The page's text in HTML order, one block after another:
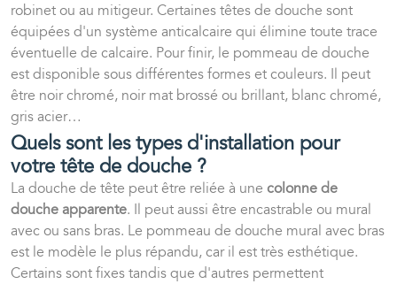
robinet ou au mitigeur. Certaines têtes de douche sont
équipées d'un système anticalcaire qui élimine toute trace
éventuelle de calcaire. Pour finir, le pommeau de douche
est disponible sous différentes formes et couleurs. Il peut
être noir chromé, noir mat brossé ou brillant, blanc chromé,
gris acier…
Quels sont les types d'installation pour
votre tête de douche ?
La douche de tête peut être reliée à une colonne de
douche apparente. Il peut aussi être encastrable ou mural
avec ou sans bras. Le pommeau de douche mural avec bras
est le modèle le plus répandu, car il est très esthétique.
Certains sont fixes tandis que d'autres permettent